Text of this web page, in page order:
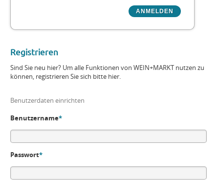
Registrieren
Sind Sie neu hier? Um alle Funktionen von WEIN+MARKT nutzen zu
können, registrieren Sie sich bitte hier.
Benutzerdaten einrichten
Benutzername*
Passwort*